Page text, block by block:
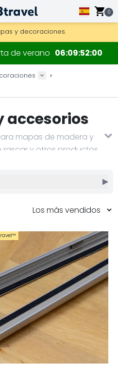
0
90 días para mapas de madera
y decoraciones.
de verano 06095200
accesorios
mapas de madera y
y otros productos
▶